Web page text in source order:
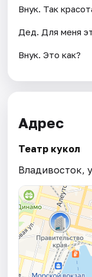
Внук. Так
Дед. Для меня
Внук. Это как?
Адрес
Театр кукол
Владивосток,